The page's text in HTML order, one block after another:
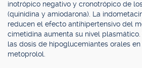
inotrópico negativo y cronotrópico de
(quinidina y amiodarona). La
reducen el efecto antihipertensivo del
cimetidina aumenta su nivel
las dosis de hipoglucemiantes orales
metoprolol.